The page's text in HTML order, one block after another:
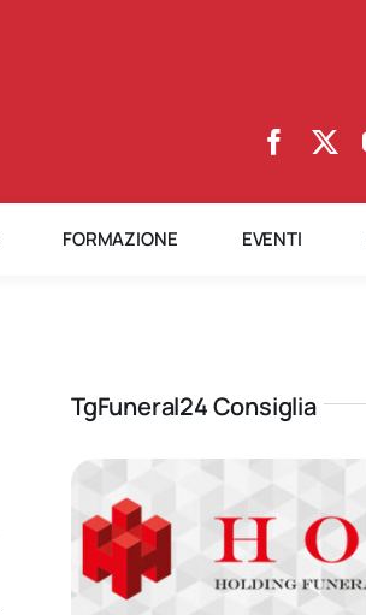
FORMAZIONE EVENTI
TgFuneral24 Consiglia